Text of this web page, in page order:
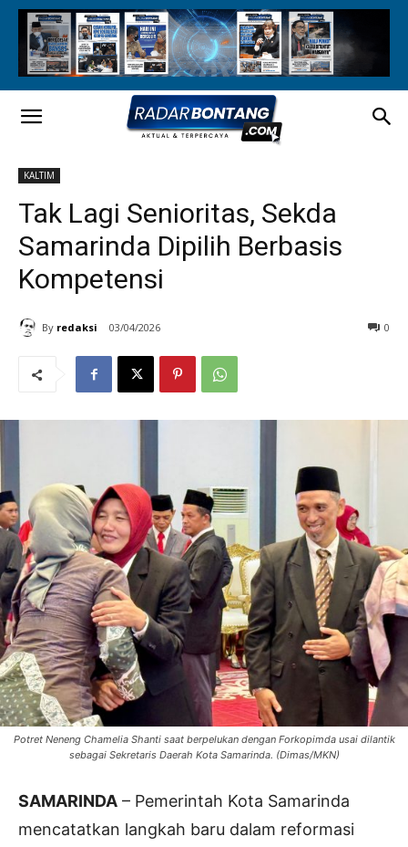
KALTIM
Tak Lagi Senioritas, Sekda
Samarinda Dipilih Berbasis
Kompetensi
By redaksi 03/04/2026 0
Potret Neneng Chamelia Shanti saat berpelukan dengan Forkopimda usai dilantik
sebagai Sekretaris Daerah Kota Samarinda. (Dimas/MKN)
SAMARINDA – Pemerintah Kota Samarinda
mencatatkan langkah baru dalam reformasi